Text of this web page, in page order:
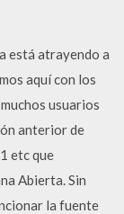
está atrayendo a
aquí con los
usuarios
anterior de
etc que
Abierta. Sin
la fuente